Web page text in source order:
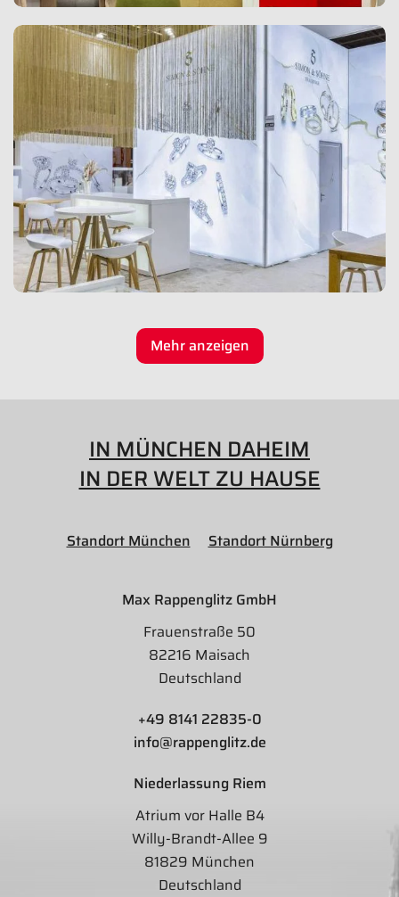
Mehr anzeigen
IN MÜNCHEN DAHEIM
IN DER WELT ZU HAUSE
Standort München Standort Nürnberg
Max Rappenglitz GmbH
Frauenstraße 50
82216 Maisach
Deutschland
+49 8141 22835-0
info@rappenglitz.de
Niederlassung Riem
Atrium vor Halle B4
Willy-Brandt-Allee 9
81829 München
Deutschland